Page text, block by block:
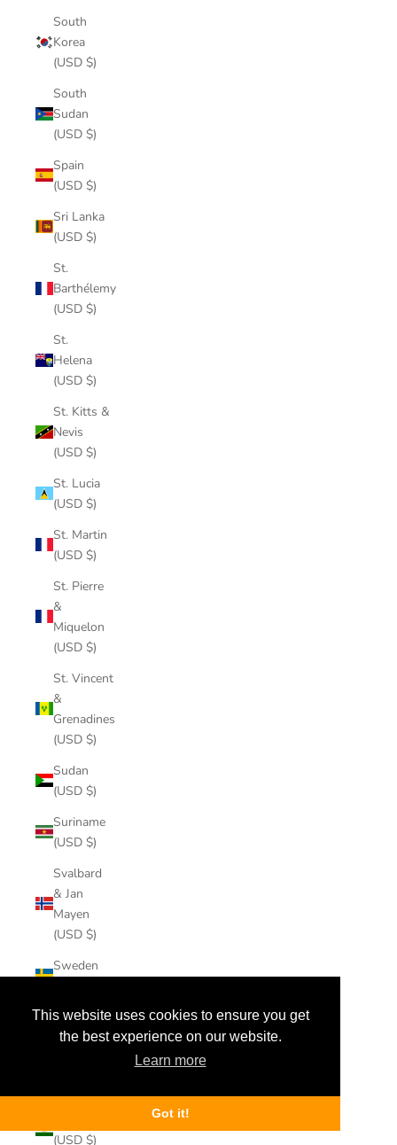
This website uses cookies to ensure you get
the best experience on our website.
Learn more
Got it!
South
Korea
(USD $)
South
Sudan
(USD $)
Spain
(USD $)
Sri Lanka
(USD $)
St.
Barthélemy
(USD $)
St.
Helena
(USD $)
St. Kitts &
Nevis
(USD $)
St. Lucia
(USD $)
St. Martin
(USD $)
St. Pierre
&
Miquelon
(USD $)
St. Vincent
&
Grenadines
(USD $)
Sudan
(USD $)
Suriname
(USD $)
Svalbard
& Jan
Mayen
(USD $)
Sweden
Switzerland
(USD $)
(USD $)